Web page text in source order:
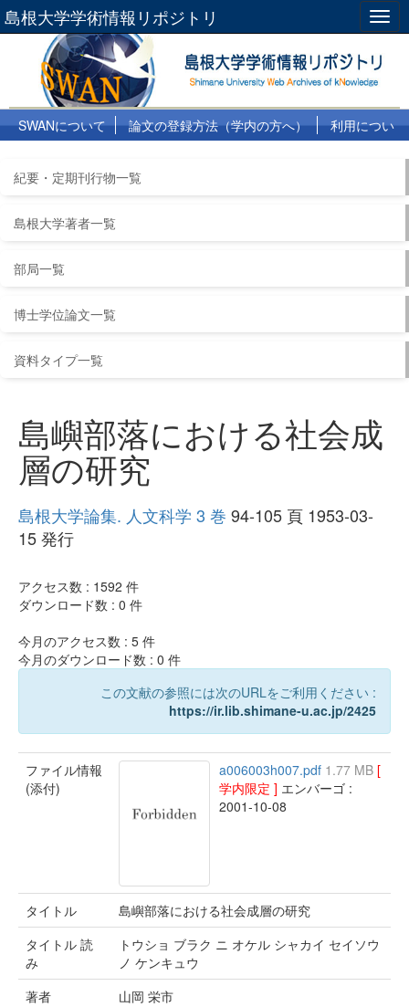
島根大学学術情報リポジトリ
SWANについて 論文の登録方法（学内の方へ）
利用につい
紀要・定期刊行物一覧
島根大学著者一覧
部局一覧
博士学位論文一覧
資料タイプ一覧
島嶼部落における社会成
層の研究
島根大学論集. 人文科学 3 巻 94-105 頁 1953-03-
15 発行
アクセス数 : 1592 件
ダウンロード数 : 0 件
今月のアクセス数 : 5 件
今月のダウンロード数 : 0 件
この文献の参照には次のURLをご利用ください :
https://ir.lib.shimane-u.ac.jp/2425
ファイル情報
(添付)
a006003h007.pdf 1.77 MB [
学内限定 ] エンバーゴ :
2001-10-08
タイトル
島嶼部落における社会成層の研究
タイトル 読
み
トウショ ブラク ニ オケル シャカイ セイソウ
ノ ケンキュウ
著者
山岡 栄市